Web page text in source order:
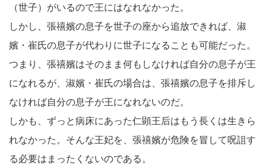
（世子）がいるので王にはなれなかった。
しかし、張禧嬪の息子を世子の座から追放できれば、淑
嬪・崔氏の息子が代わりに世子になることも可能だった。
つまり、張禧嬪はそのまま何もしなければ自分の息子が王
になれるが、淑嬪・崔氏の場合は、張禧嬪の息子を排斥し
なければ自分の息子が王になれないのだ。
しかも、ずっと病床にあった仁顕王后はもう長くは生きら
れなかった。そんな王妃を、張禧嬪が危険を冒して呪詛す
る必要はまったくないのである。